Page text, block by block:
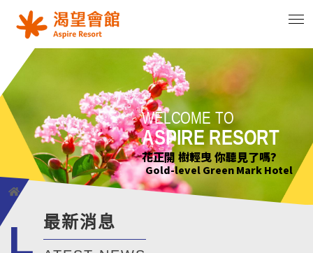
WELCOME TO
ASPIRE RESORT
花正開 樹輕曳 你聽見了嗎?
Gold-level Green Mark Hotel
WELCOME TO
ASPIRE RESORT
只要席地而坐 小確幸不用等待
Gold-level Green Mark Hotel
WELCOME TO
ASPIRE RESORT
綠意萌動迎朝曦
Gold-level Green Mark Hotel
WELCOME TO
ASPIRE RESORT
花正開 樹輕曳 你聽見了嗎?
Gold-level Green Mark Hotel
最新消息
L